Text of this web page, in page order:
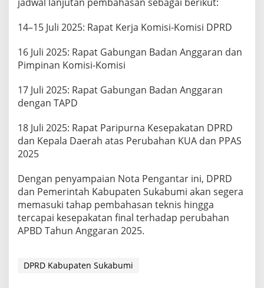
14–15 Juli 2025: Rapat Kerja Komisi-Komisi DPRD
16 Juli 2025: Rapat Gabungan Badan Anggaran dan
Pimpinan Komisi-Komisi
17 Juli 2025: Rapat Gabungan Badan Anggaran
dengan TAPD
18 Juli 2025: Rapat Paripurna Kesepakatan DPRD
dan Kepala Daerah atas Perubahan KUA dan PPAS
2025
Dengan penyampaian Nota Pengantar ini, DPRD
dan Pemerintah Kabupaten Sukabumi akan segera
memasuki tahap pembahasan teknis hingga
tercapai kesepakatan final terhadap perubahan
APBD Tahun Anggaran 2025.
DPRD Kabupaten Sukabumi